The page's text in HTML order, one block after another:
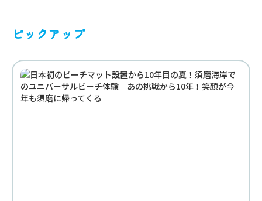
ピックアップ